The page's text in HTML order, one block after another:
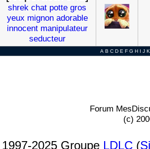
shrek chat potte gros
yeux mignon adorable
innocent manipulateur
seducteur
A B C D E F G H I J K
Forum
(c)
2025 Groupe LDLC (